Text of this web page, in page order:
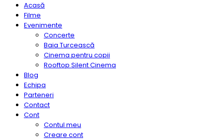
Acasă
Filme
Evenimente
Concerte
Baia Turcească
Cinema pentru copii
Rooftop Silent Cinema
Blog
Echipa
Parteneri
Contact
Cont
Contul meu
Creare cont